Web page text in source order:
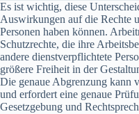
Es ist wichtig, diese
Auswirkungen auf die Rechte
Personen haben können.
Schutzrechte, die ihre
andere dienstverpflichtete
größere Freiheit in der
Die genaue Abgrenzung kann
und erfordert eine genaue
Gesetzgebung und